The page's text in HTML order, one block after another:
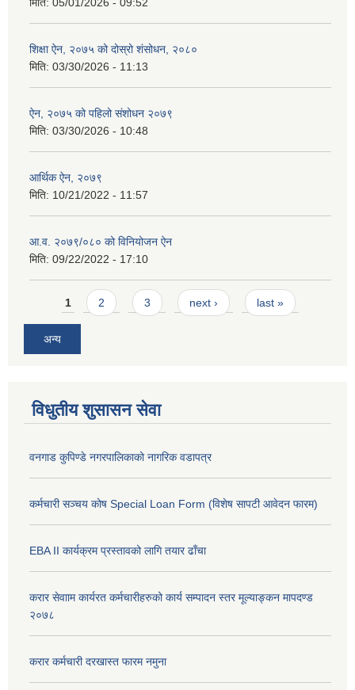
मिति: 05/01/2026 - 09:52
शिक्षा ऐन, २०७५ को दोस्रो शंसोधन, २०८०
मिति: 03/30/2026 - 11:13
ऐन, २०७५ को पहिलो संशोधन २०७९
मिति: 03/30/2026 - 10:48
आर्थिक ऐन, २०७९
मिति: 10/21/2022 - 11:57
आ.व. २०७९/०८० को विनियोजन ऐन
मिति: 09/22/2022 - 17:10
Pages
1 2 3 next › last »
अन्य
विधुतीय शुसासन सेवा
वनगाड कुपिण्डे नगरपालिकाको नागरिक वडापत्र
कर्मचारी सञ्चय कोष Special Loan Form (विशेष सापटी आवेदन फारम)
EBA II कार्यक्रम प्रस्तावको लागि तयार ढाँचा
करार सेवााम कार्यरत कर्मचारीहरुको कार्य सम्पादन स्तर मूल्याङ्कन मापदण्ड
२०७८
करार कर्मचारी दरखास्त फारम नमुना